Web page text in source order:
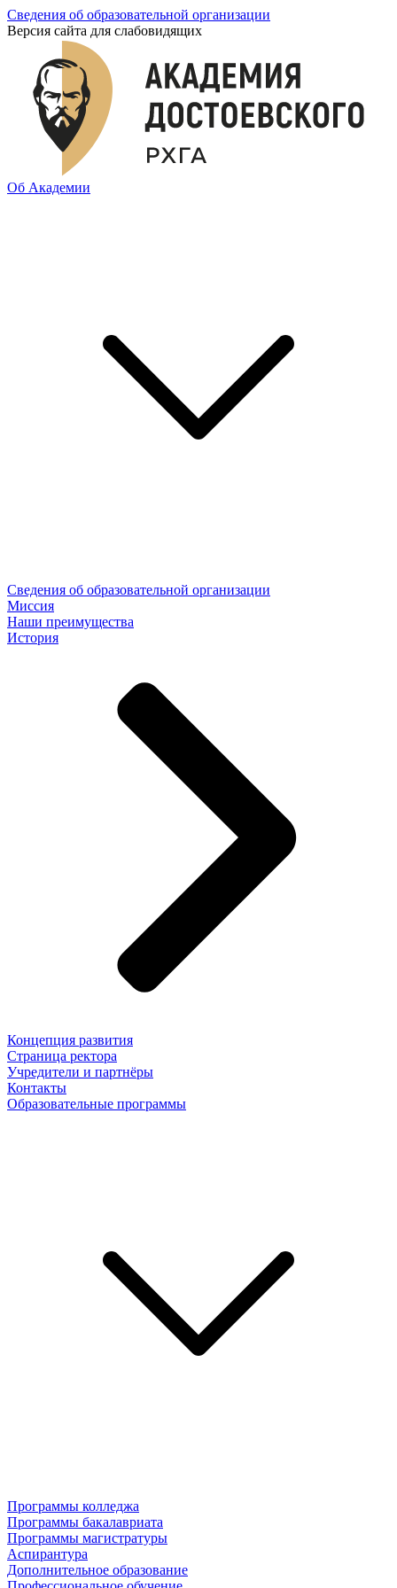
Сведения об образовательной организации
Версия сайта для слабовидящих
Об Академии
Сведения об образовательной организации
Миссия
Наши преимущества
История
Концепция развития
Страница ректора
Учредители и партнёры
Контакты
Образовательные программы
Программы колледжа
Программы бакалавриата
Программы магистратуры
Аспирантура
Дополнительное образование